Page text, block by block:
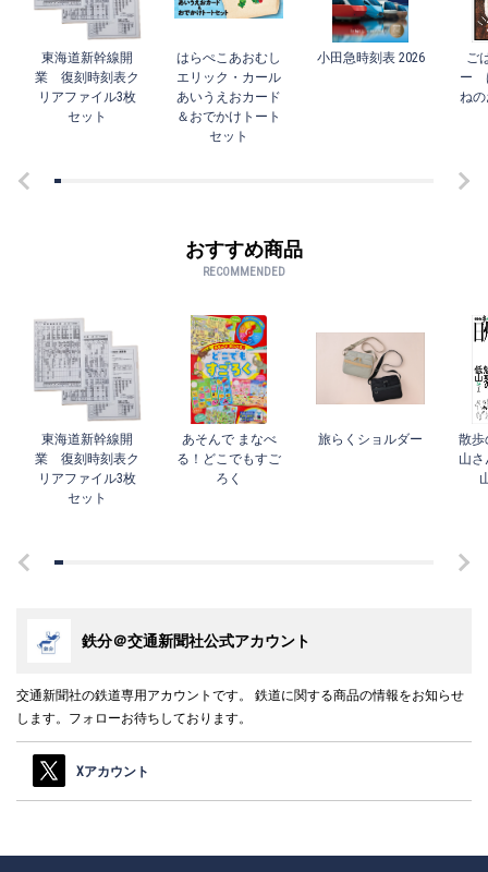
東海道新幹線開
業 復刻時刻表ク
リアファイル3枚
セット
はらぺこあおむし
エリック・カール
あいうえおカード
＆おでかけトート
セット
小田急時刻表 2026
ご
ー
ね
おすすめ商品
RECOMMENDED
東海道新幹線開
業 復刻時刻表ク
リアファイル3枚
セット
あそんで まなべ
る！どこでもすご
ろく
旅らくショルダー
散歩
山さ
鉄分＠交通新聞社公式アカウント
交通新聞社の鉄道専用アカウントです。 鉄道に関する商品の情報をお知らせ
します。フォローお待ちしております。
Xアカウント